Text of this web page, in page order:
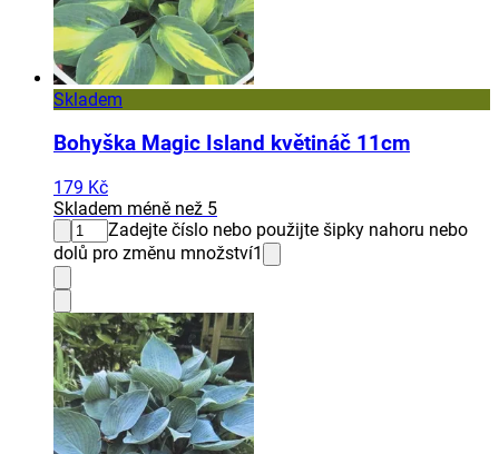
Skladem
Bohyška Magic Island květináč 11cm
179 Kč
Skladem méně než 5
Zadejte číslo nebo použijte šipky nahoru nebo
dolů pro změnu množství1